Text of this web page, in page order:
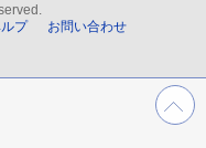
プ
お問い合わせ